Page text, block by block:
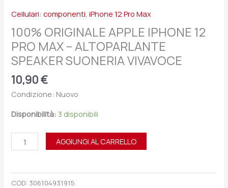
Cellulari: componenti,iPhone 12 Pro Max
100% ORIGINALE APPLE IPHONE 12
PRO MAX – ALTOPARLANTE
SPEAKER SUONERIA VIVAVOCE
10,90€
Condizione: Nuovo
Disponibilità: 3 disponibili
AGGIUNGI AL CARRELLO
COD: 306104931915